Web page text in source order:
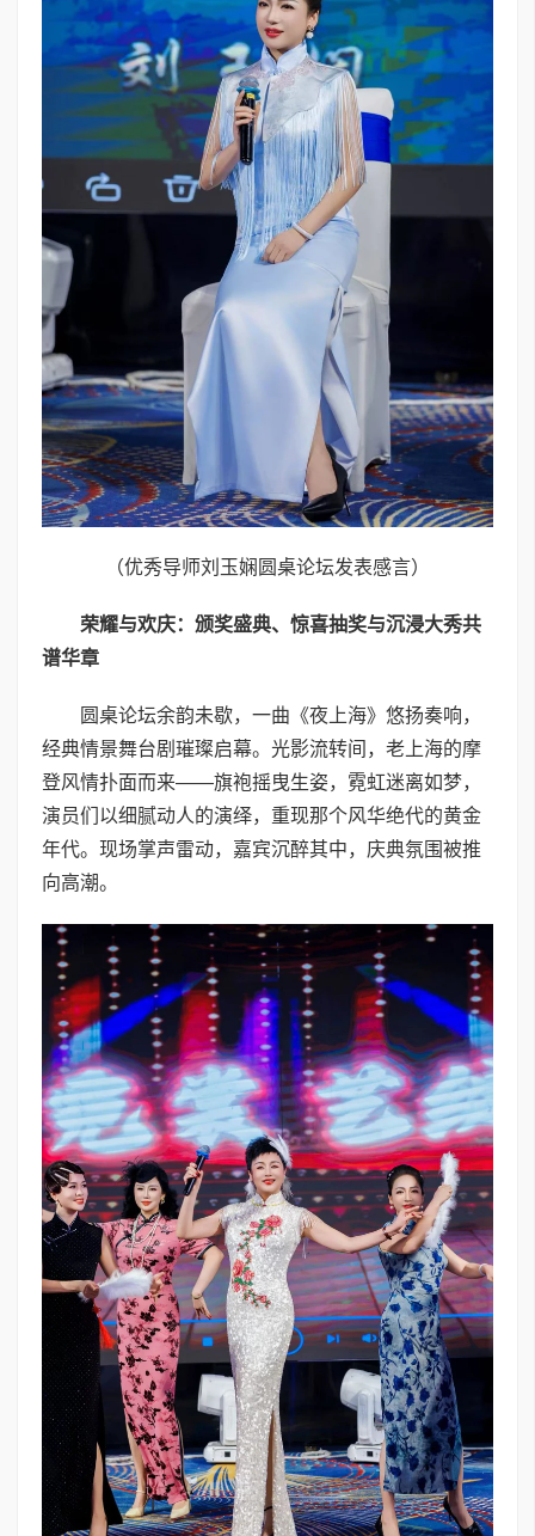
（优秀导师刘玉娴圆桌论坛发表感言）
荣耀与欢庆：颁奖盛典、惊喜抽奖与沉浸大秀共
谱华章
圆桌论坛余韵未歇，一曲《夜上海》悠扬奏响，
经典情景舞台剧璀璨启幕。光影流转间，老上海的摩
登风情扑面而来——旗袍摇曳生姿，霓虹迷离如梦，
演员们以细腻动人的演绎，重现那个风华绝代的黄金
年代。现场掌声雷动，嘉宾沉醉其中，庆典氛围被推
向高潮。